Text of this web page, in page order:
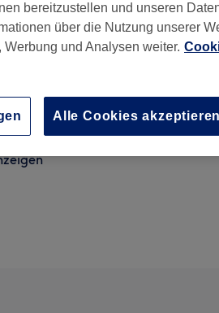
Hinweis: Studio-Modernisierung
mit Shellac
bereitzustellen und unseren
über die Nutzung unserer
und Analysen weiter.
Alle Cookies